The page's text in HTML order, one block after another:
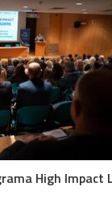
High Impact